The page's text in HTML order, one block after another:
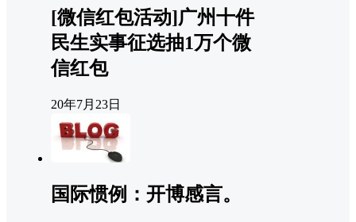
[微信红包活动]广州十件
民生实事征选抽1万个微
信红包
20年7月23日
国际惯例：开博感言。